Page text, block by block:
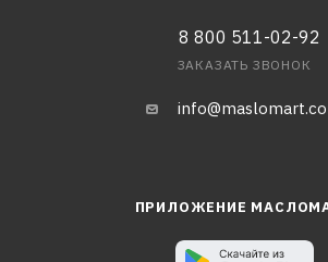
8 800 511-02-92
ЗАКАЗАТЬ ЗВОНОК
ПРИЛОЖЕНИЕ